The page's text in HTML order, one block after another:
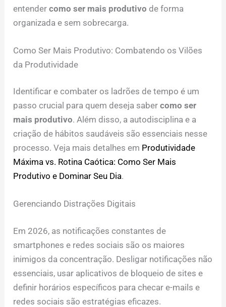
entendercomo ser mais produtivo de forma
organizada e sem sobrecarga.
Como Ser Mais Produtivo: Combatendo os Vilões
da Produtividade
Identificar e combater os ladrões de tempo é um
passo crucial para quem deseja sabercomo ser
mais produtivo. Além disso, a autodisciplina e a
criação de hábitos saudáveis são essenciais nesse
processo. Veja mais detalhes em Produtividade
Máxima vs. Rotina Caótica: Como Ser Mais
Produtivo e Dominar Seu Dia.
Gerenciando Distrações Digitais
Em 2026, as notificações constantes de
smartphones e redes sociais são os maiores
inimigos da concentração. Desligar notificações não
essenciais, usar aplicativos de bloqueio de sites e
definir horários específicos para checar e-mails e
redes sociais são estratégias eficazes.